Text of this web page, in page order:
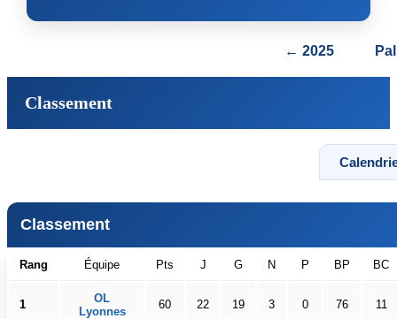
← 2025
Classement
Classement
Rang Équipe Pts J G N P BP BC
1
OL
Lyonnes
60 22 19 3 0 76 11